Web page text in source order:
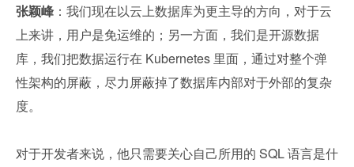
张颖峰 ：我们现在以云上数据库为更主导的方向，对于云
上来讲，用户是免运维的；另一方面，我们是开源数据
库，我们把数据运行在 Kubernetes 里面，通过对整个弹
性架构的屏蔽，尽力屏蔽掉了数据库内部对于外部的复杂
度。
对于开发者来说，他只需要关心自己所用的 SQL 语言是什